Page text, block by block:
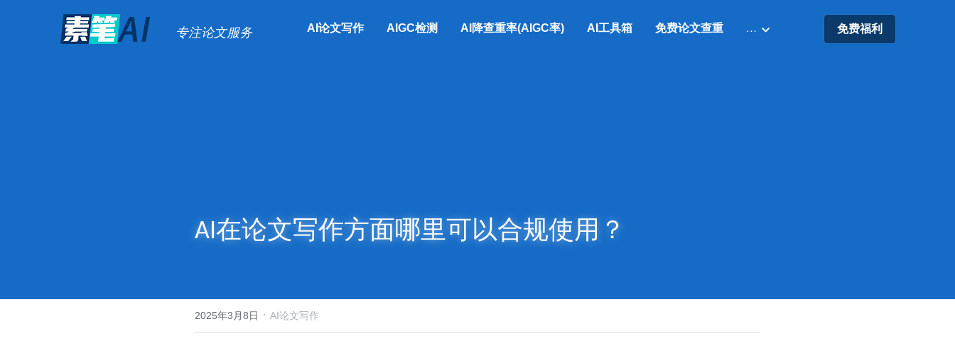
专注论文服务 AI论文写作 AIGC检测 AI降查重率(AIGC率) AI工具箱 免费论文查重 … 免费福利
AI在论文写作方面哪里可以合规使用？
2025年3月8日 · AI论文写作